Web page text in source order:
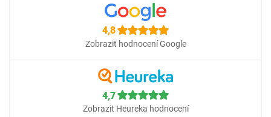
4,8
Zobrazit hodnocení Google
4,7
Zobrazit Heureka hodnocení